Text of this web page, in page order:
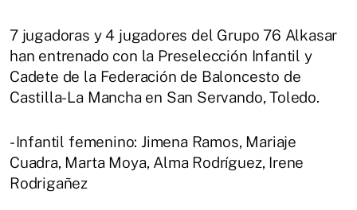
7 jugadoras y 4 jugadores del Grupo 76 Alkasar
han entrenado con la Preselección Infantil y
Cadete de la Federación de Baloncesto de
Castilla-La Mancha en San Servando, Toledo.
- Infantil femenino: Jimena Ramos, Mariaje
Cuadra, Marta Moya, Alma Rodríguez, Irene
Rodrigañez